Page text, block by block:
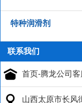
特种润滑剂
联系我们